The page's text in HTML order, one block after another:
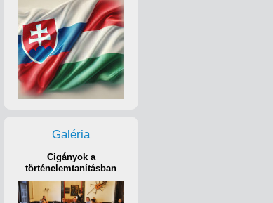
Galéria
Cigányok a
történelemtanításban